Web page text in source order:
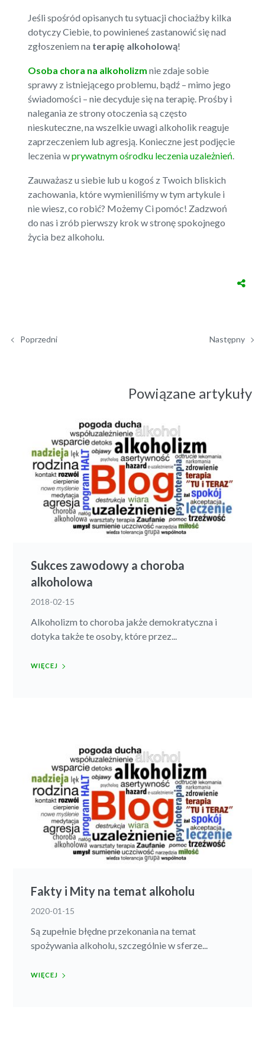
Jeśli spośród opisanych tu sytuacji chociażby kilka
dotyczy Ciebie, to powinieneś zastanowić się nad
zgłoszeniem na terapię alkoholową!
Osoba chora na alkoholizm nie zdaje sobie
sprawy z istniejącego problemu, bądź – mimo jego
świadomości – nie decyduje się na terapię. Prośby i
nalegania ze strony otoczenia są często
nieskuteczne, na wszelkie uwagi alkoholik reaguje
zaprzeczeniem lub agresją. Konieczne jest podjęcie
leczenia wprywatnym ośrodku leczenia uzależnień.
Zauważasz u siebie lub u kogoś z Twoich bliskich
zachowania, które wymieniliśmy w tym artykule i
nie wiesz, co robić? Możemy Ci pomóc! Zadzwoń
do nas i zrób pierwszy krok w stronę spokojnego
życia bez alkoholu.
Poprzedni Następny
Powiązane artykuły
Sukces zawodowy a choroba
alkoholowa
2018-02-15
Alkoholizm to choroba jakże demokratyczna i
dotyka także te osoby, które przez...
WIĘCEJ
Fakty i Mity na temat alkoholu
2020-01-15
Są zupełnie błędne przekonania na temat
spożywania alkoholu, szczególnie w sferze...
WIĘCEJ